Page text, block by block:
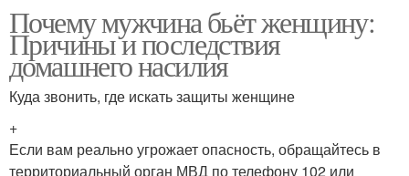
Почему мужчина бьёт женщину:
Причины и последствия
домашнего насилия
Куда звонить, где искать защиты женщине
+
Если вам реально угрожает опасность, обращайтесь в
территориальный орган МВД по телефону 102 или